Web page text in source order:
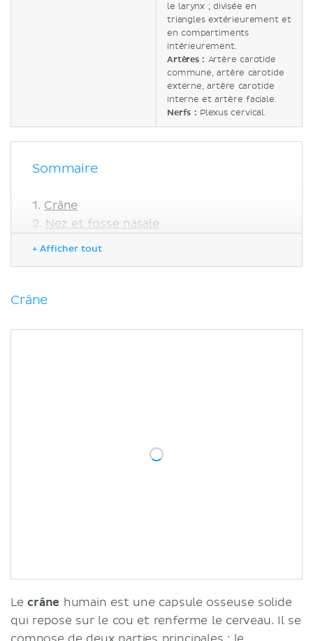
le larynx ; divisée en
triangles extérieurement et
en compartiments
intérieurement.
Artères : Artère carotide
commune, artère carotide
externe, artère carotide
interne et artère faciale.
Nerfs : Plexus cervical.
Sommaire
Crâne
Nez et fosse nasale
Dents
Sources
+ Afficher tout
Crâne
Lecrâne humain est une capsule osseuse solide
qui repose sur le cou et renferme le cerveau. Il se